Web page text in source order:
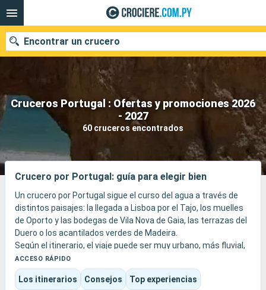
Cruceros Portugal : Ofertas y promociones 2026
- 2027
60 cruceros encontrados
Encontrar un crucero
Nuestros destinos
Fecha de salida
Puertos Compañías
Buscar
Crucero por Portugal: guía para elegir bien
Un crucero por Portugal sigue el curso del agua a través de
distintos paisajes: la llegada a Lisboa por el Tajo, los muelles
de Oporto y las bodegas de Vila Nova de Gaia, las terrazas del
Duero o los acantilados verdes de Madeira.
Según el itinerario, el viaje puede ser muy urbano, más fluvial,
atlántico o insular, entre azulejos, miradores, vinos,
mercados, jardines tropicales y puertos abiertos al océano.
Es un destino fácil de disfrutar en crucero, porque combina
ACCESO RÁPIDO
Los itinerarios Consejos Top experiencias